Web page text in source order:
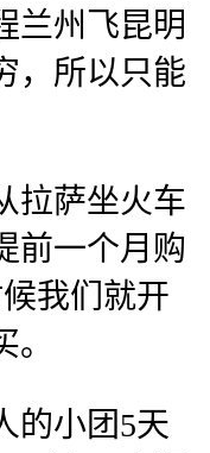
兰州飞昆明
，所以只能
拉萨坐火车
前一个月购
我们就开
的小团5天